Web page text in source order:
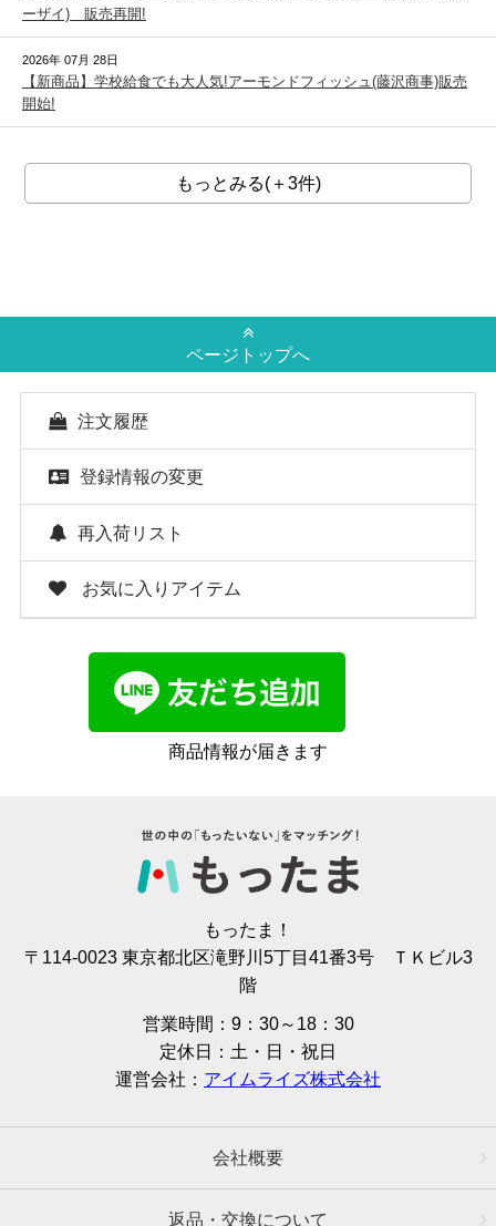
ーザイ) 販売再開!
2026年 07月 28日
【新商品】学校給食でも大人気!アーモンドフィッシュ(藤沢商事)販売
開始!
もっとみる(＋3件)
ページトップへ
注文履歴
登録情報の変更
再入荷リスト
お気に入りアイテム
商品情報が届きます
もったま！
〒114-0023 東京都北区滝野川5丁目41番3号 ＴＫビル3
階
営業時間：9：30～18：30
定休日：土・日・祝日
運営会社： アイムライズ株式会社
会社概要
返品・交換について